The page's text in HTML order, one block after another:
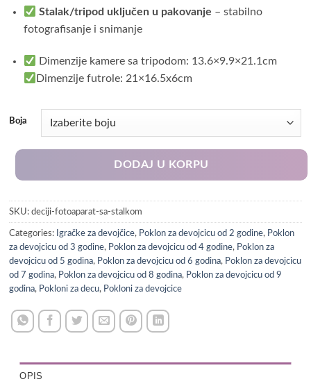
Stalak/tripod uključen u pakovanje – stabilno
fotografisanje i snimanje
Dimenzije kamere sa tripodom: 13.6×9.9×21.1cm
Dimenzije futrole: 21×16.5x6cm
Boja
DODAJ U KORPU
SKU:deciji-fotoaparat-sa-stalkom
Categories: Igračke za devojčice, Poklon za devojcicu od 2 godine, Poklon
za devojcicu od 3 godine, Poklon za devojcicu od 4 godine, Poklon za
devojcicu od 5 godina, Poklon za devojcicu od 6 godina, Poklon za devojcicu
od 7 godina, Poklon za devojcicu od 8 godina, Poklon za devojcicu od 9
godina, Pokloni za decu, Pokloni za devojcice
OPIS